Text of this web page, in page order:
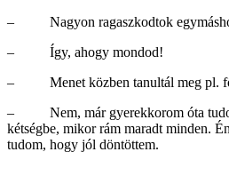
– Nagyon ragaszkodtok
– Így, ahogy mondod!
– Menet közben tanultál meg pl.
– Nem, már gyerekkorom óta
kétségbe, mikor rám maradt minden.
tudom, hogy jól döntöttem.